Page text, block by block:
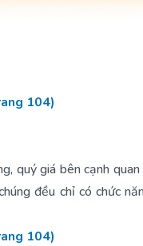
104)
quý giá bên cạnh
đều chỉ có chức
104)